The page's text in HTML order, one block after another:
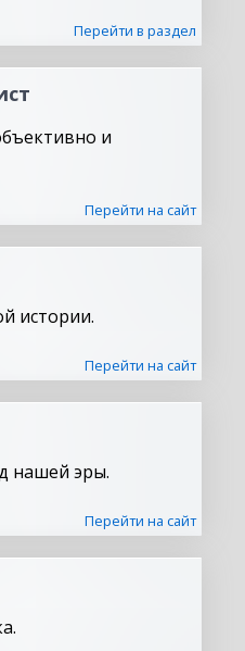
Перейти в раздел
и
Перейти на сайт
истории.
Перейти на сайт
нашей эры.
Перейти на сайт